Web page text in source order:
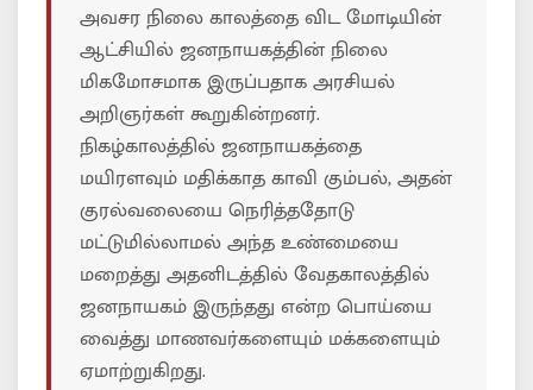
அவசர நிலை காலத்தை விட மோடியின்
ஆட்சியில் ஜனநாயகத்தின் நிலை
மிகமோசமாக இருப்பதாக அரசியல்
அறிஞர்கள் கூறுகின்றனர்.
நிகழ்காலத்தில் ஜனநாயகத்தை
மயிரளவும் மதிக்காத காவி கும்பல், அதன்
குரல்வலையை நெரித்ததோடு
மட்டுமில்லாமல் அந்த உண்மையை
மறைத்து அதனிடத்தில் வேதகாலத்தில்
ஜனநாயகம் இருந்தது என்ற பொய்யை
வைத்து மாணவர்களையும் மக்களையும்
ஏமாற்றுகிறது.